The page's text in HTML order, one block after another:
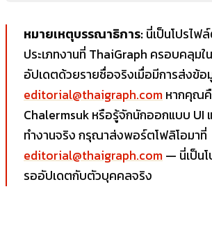
หมายเหตุบรรณาธิการ:นี่เป็นโปรไฟ
ประเภทงานที่ ThaiGraph ครอบคลุมใน
อัปเดตด้วยรายชื่อจริงเมื่อมีการส่งข้อ
editorial@thaigraph.com หากคุณ
Chalermsuk หรือรู้จักนักออกแบบ UI
ทำงานจริง กรุณาส่งพอร์ตโฟลิโอมาที่
editorial@thaigraph.com — นี่เป็น
รออัปเดตกับตัวบุคคลจริง